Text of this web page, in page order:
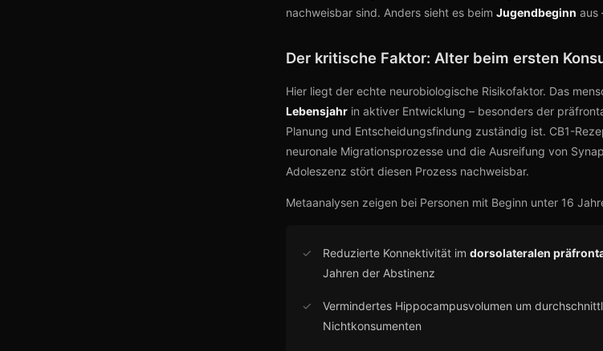
nachweisbar sind. Anders sieht es beim Jugendbeginn aus
Der kritische Faktor: Alter beim ersten
Hier liegt der echte neurobiologische Risikofaktor. Das
Lebensjahr in aktiver Entwicklung – besonders der
Planung und Entscheidungsfindung zuständig ist. CB1-
neuronale Migrationsprozesse und die Ausreifung von
Adoleszenz stört diesen Prozess nachweisbar.
Metaanalysen zeigen bei Personen mit Beginn unter 16
✓ Reduzierte Konnektivität im dorsolateralen
Jahren der Abstinenz
✓ Vermindertes Hippocampusvolumen um
Nichtkonsumenten